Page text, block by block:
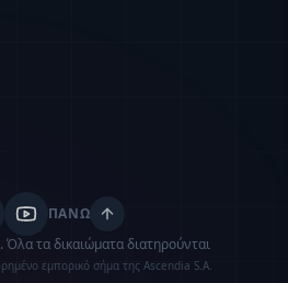
ΠΆΝΩ
Όλα τα δικαιώματα διατηρούνται
εμπορικό σήμα της Ascendia S.A.